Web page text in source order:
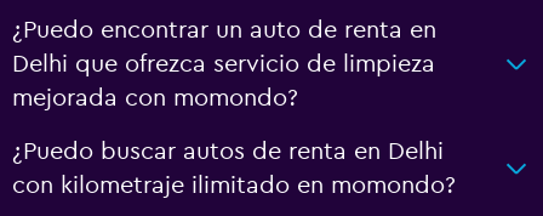
¿Puedo encontrar un auto de renta en
Delhi que ofrezca servicio de limpieza
mejorada con momondo?
¿Puedo buscar autos de renta en Delhi
con kilometraje ilimitado en momondo?